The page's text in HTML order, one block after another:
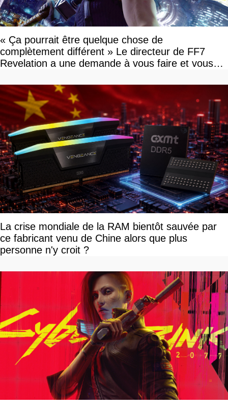
« Ça pourrait être quelque chose de
complètement différent » Le directeur de FF7
Revelation a une demande à vous faire et vous
La crise mondiale de la RAM bientôt sauvée par
ce fabricant venu de Chine alors que plus
personne n'y croit ?